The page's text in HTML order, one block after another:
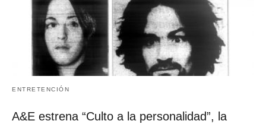
ENTRETENCIÓN
A&E estrena “Culto a la personalidad”, la